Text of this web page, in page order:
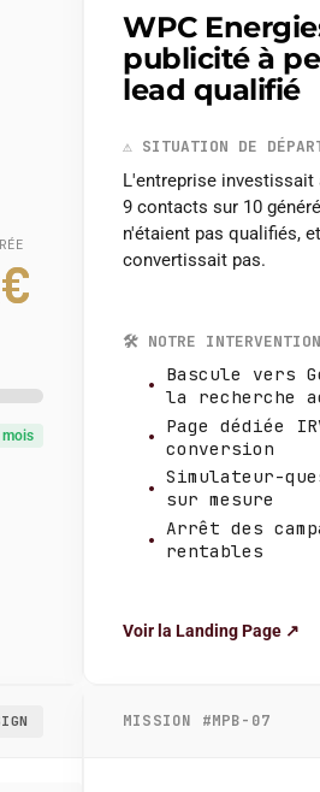
WPC
publicité à
lead qualifié
⚠️ SITUATION DE
L'entreprise
9 contacts sur 10
n'étaient pas qualifiés,
convertissait pas.
🛠️ NOTRE
Bascule vers
la recherche
Page dédiée
conversion
Simulateur-
sur mesure
Arrêt des
rentables
Voir la Landing Page ↗
MISSION #MPB-07